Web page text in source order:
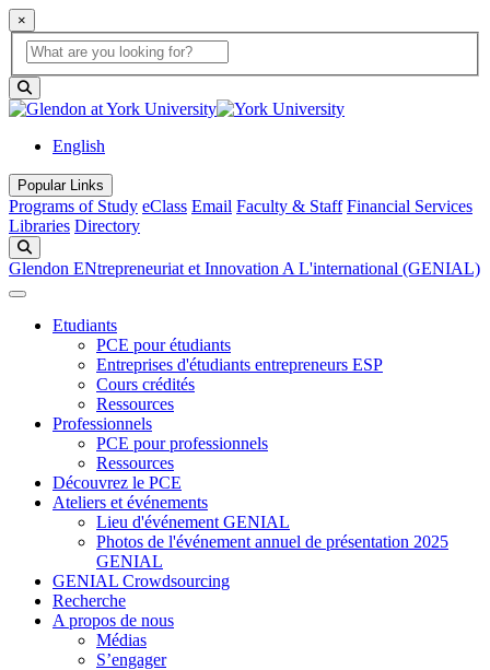
×
Global Search
search box
English
Popular Links
Programs of Study eClass Email Faculty & Staff Financial Services
Libraries Directory
Glendon ENtrepreneuriat et Innovation A L'international (GENIAL)
Etudiants
PCE pour étudiants
Entreprises d'étudiants entrepreneurs ESP
Cours crédités
Ressources
Professionnels
PCE pour professionnels
Ressources
Découvrez le PCE
Ateliers et événements
Lieu d'événement GENIAL
Photos de l'événement annuel de présentation 2025
GENIAL
GENIAL Crowdsourcing
Recherche
A propos de nous
Médias
S’engager